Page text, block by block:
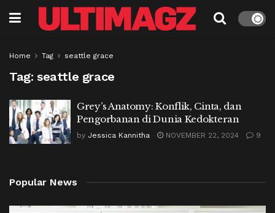
Home Tag seattle grace
Tag: seattle grace
Grey’s Anatomy: Konflik, Cinta, dan
Pengorbanan di Dunia Kedokteran
by Jessica Kannitha NOVEMBER 22, 2024 9
Popular News